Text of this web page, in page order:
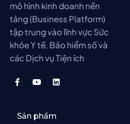
mô hình kinh doanh nền
tảng (Business Platform)
tập trung vào lĩnh vực Sức
khỏe Y tế, Bảo hiểm số và
các Dịch vụ Tiện ích
Sản phẩm